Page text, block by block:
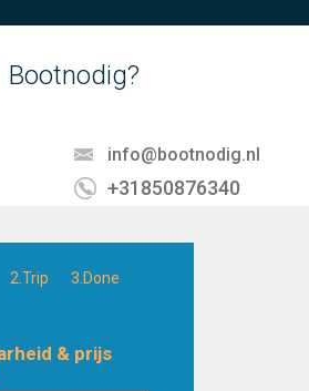
Bootnodig?
info@bootnodig.nl
+31850876340
2.Trip 3.Done
& prijs